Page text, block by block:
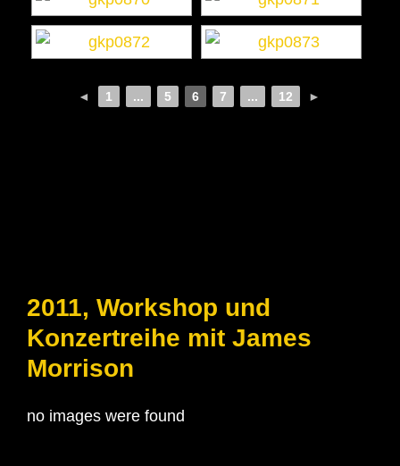
◄ 1 ... 5 6 7 ... 12 ►
2011, Workshop und
Konzertreihe mit James
Morrison
no images were found